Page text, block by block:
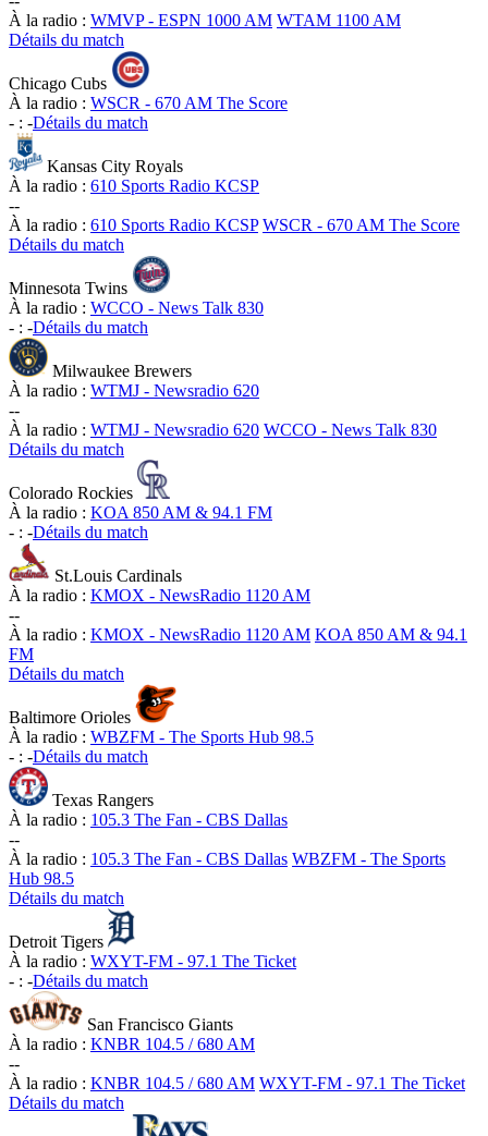
À la radio : WMVP - ESPN 1000 AM WTAM 1100 AM
Détails du match
Chicago Cubs
À la radio : WSCR - 670 AM The Score
- : -Détails du match
Kansas City Royals
À la radio : 610 Sports Radio KCSP
--
À la radio : 610 Sports Radio KCSP WSCR - 670 AM The Score
Détails du match
Minnesota Twins
À la radio : WCCO - News Talk 830
- : -Détails du match
Milwaukee Brewers
À la radio : WTMJ - Newsradio 620
--
À la radio : WTMJ - Newsradio 620 WCCO - News Talk 830
Détails du match
Colorado Rockies
À la radio : KOA 850 AM & 94.1 FM
- : -Détails du match
St.Louis Cardinals
À la radio : KMOX - NewsRadio 1120 AM
--
À la radio : KMOX - NewsRadio 1120 AM KOA 850 AM & 94.1
FM
Détails du match
Baltimore Orioles
À la radio : WBZFM - The Sports Hub 98.5
- : -Détails du match
Texas Rangers
À la radio : 105.3 The Fan - CBS Dallas
--
À la radio : 105.3 The Fan - CBS Dallas WBZFM - The Sports
Hub 98.5
Détails du match
Detroit Tigers
À la radio : WXYT-FM - 97.1 The Ticket
- : -Détails du match
San Francisco Giants
À la radio : KNBR 104.5 / 680 AM
--
À la radio : KNBR 104.5 / 680 AM WXYT-FM - 97.1 The Ticket
Détails du match